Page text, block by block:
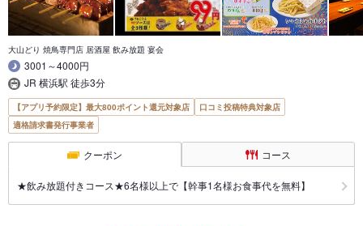
大山どり 焼鳥専門店 居酒屋 飲み放題 宴会
3001～4000円
JR 横浜駅 徒歩3分
【アプリ予約限定】最大800ポイント還元対象店
口コミ投稿特典対象店
適格請求書発行事業者
クーポン コース
★飲み放題付きコース★6名様以上で【幹事1名様お食事代を無料】